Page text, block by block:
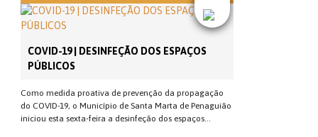
COVID-19 | DESINFEÇÃO DOS ESPAÇOS
PÚBLICOS
Como medida proativa de prevenção da propagação
do COVID-19, o Município de Santa Marta de Penaguião
iniciou esta sexta-feira a desinfeção dos espaços...